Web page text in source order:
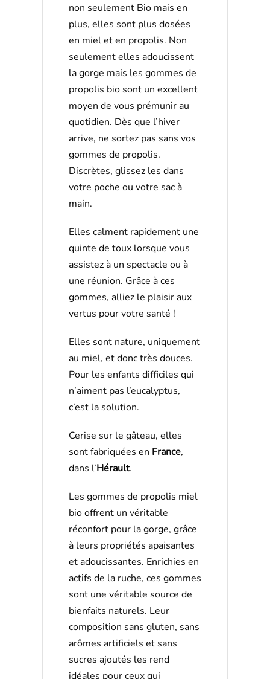
non seulement Bio mais en
plus, elles sont plus dosées
en miel et en propolis. Non
seulement elles adoucissent
la gorge mais les gommes de
propolis bio sont un excellent
moyen de vous prémunir au
quotidien. Dès que l’hiver
arrive, ne sortez pas sans vos
gommes de propolis.
Discrètes, glissez les dans
votre poche ou votre sac à
main.
Elles calment rapidement une
quinte de toux lorsque vous
assistez à un spectacle ou à
une réunion. Grâce à ces
gommes, alliez le plaisir aux
vertus pour votre santé !
Elles sont nature, uniquement
au miel, et donc très douces.
Pour les enfants difficiles qui
n’aiment pas l’eucalyptus,
c’est la solution.
Cerise sur le gâteau, elles
sont fabriquées en France,
dans l’Hérault.
Les gommes de propolis miel
bio offrent un véritable
réconfort pour la gorge, grâce
à leurs propriétés apaisantes
et adoucissantes. Enrichies en
actifs de la ruche, ces gommes
sont une véritable source de
bienfaits naturels. Leur
composition sans gluten, sans
arômes artificiels et sans
sucres ajoutés les rend
idéales pour ceux qui